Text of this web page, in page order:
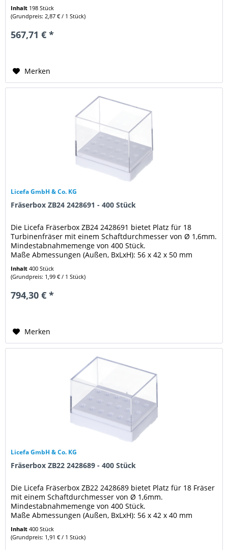
Inhalt 198 Stück
(Grundpreis: 2,87 € / 1 Stück)
567,71 € *
Merken
Licefa GmbH & Co. KG
Fräserbox ZB24 2428691 - 400 Stück
Die Licefa Fräserbox ZB24 2428691 bietet Platz für 18
Turbinenfräser mit einem Schaftdurchmesser von Ø 1,6mm.
Mindestabnahmemenge von 400 Stück.
Maße Abmessungen (Außen, BxLxH): 56 x 42 x 50 mm
Inhalt400 Stück
(Grundpreis: 1,99 € / 1 Stück)
794,30 € *
Merken
Licefa GmbH & Co. KG
Fräserbox ZB22 2428689 - 400 Stück
Die Licefa Fräserbox ZB22 2428689 bietet Platz für 18 Fräser
mit einem Schaftdurchmesser von Ø 1,6mm.
Mindestabnahmemenge von 400 Stück.
Maße Abmessungen (Außen, BxLxH): 56 x 42 x 40 mm
Inhalt400 Stück
(Grundpreis: 1,91 € / 1 Stück)